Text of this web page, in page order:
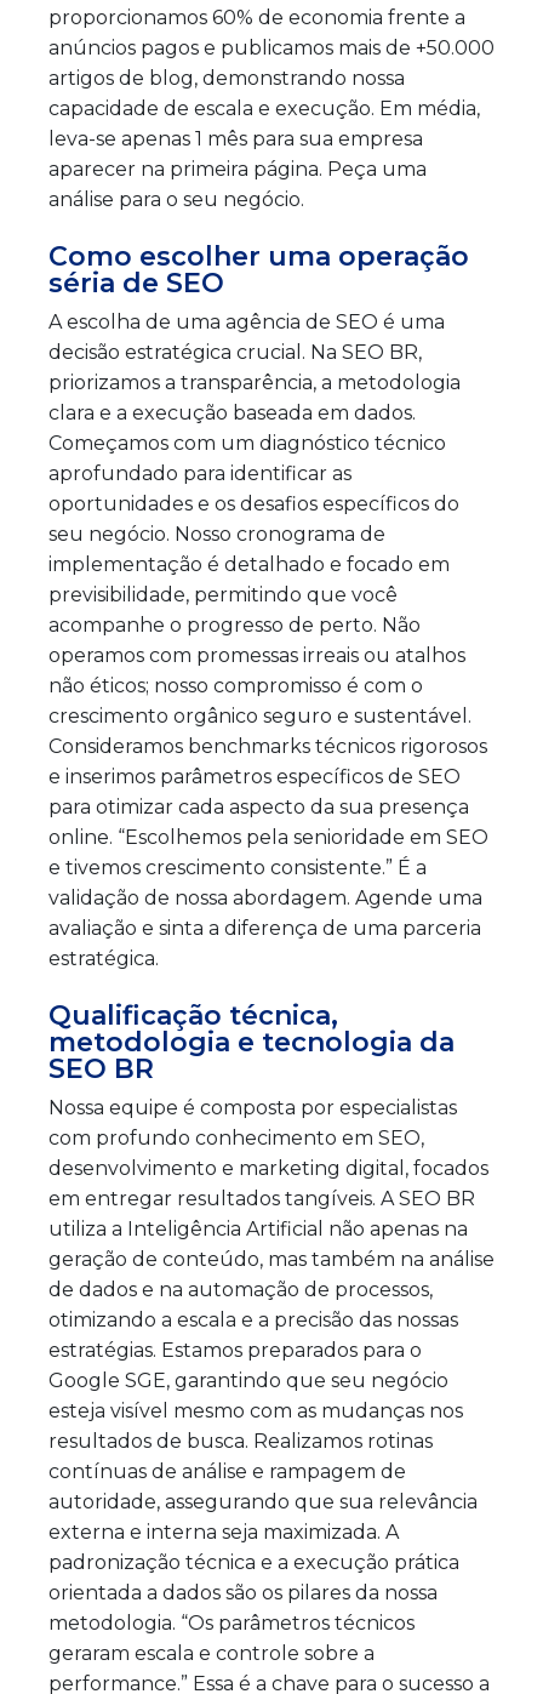
proporcionamos 60% de economia frente a
anúncios pagos e publicamos mais de +50.000
artigos de blog, demonstrando nossa
capacidade de escala e execução. Em média,
leva-se apenas 1 mês para sua empresa
aparecer na primeira página. Peça uma
análise para o seu negócio.
Como escolher uma operação
séria de SEO
A escolha de uma agência de SEO é uma
decisão estratégica crucial. Na SEO BR,
priorizamos a transparência, a metodologia
clara e a execução baseada em dados.
Começamos com um diagnóstico técnico
aprofundado para identificar as
oportunidades e os desafios específicos do
seu negócio. Nosso cronograma de
implementação é detalhado e focado em
previsibilidade, permitindo que você
acompanhe o progresso de perto. Não
operamos com promessas irreais ou atalhos
não éticos; nosso compromisso é com o
crescimento orgânico seguro e sustentável.
Consideramos benchmarks técnicos rigorosos
e inserimos parâmetros específicos de SEO
para otimizar cada aspecto da sua presença
online. “Escolhemos pela senioridade em SEO
e tivemos crescimento consistente.” É a
validação de nossa abordagem. Agende uma
avaliação e sinta a diferença de uma parceria
estratégica.
Qualificação técnica,
metodologia e tecnologia da
SEO BR
Nossa equipe é composta por especialistas
com profundo conhecimento em SEO,
desenvolvimento e marketing digital, focados
em entregar resultados tangíveis. A SEO BR
utiliza a Inteligência Artificial não apenas na
geração de conteúdo, mas também na análise
de dados e na automação de processos,
otimizando a escala e a precisão das nossas
estratégias. Estamos preparados para o
Google SGE, garantindo que seu negócio
esteja visível mesmo com as mudanças nos
resultados de busca. Realizamos rotinas
contínuas de análise e rampagem de
autoridade, assegurando que sua relevância
externa e interna seja maximizada. A
padronização técnica e a execução prática
orientada a dados são os pilares da nossa
metodologia. “Os parâmetros técnicos
geraram escala e controle sobre a
performance.” Essa é a chave para o sucesso a